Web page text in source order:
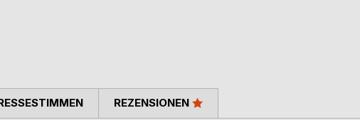
REZENSIONEN